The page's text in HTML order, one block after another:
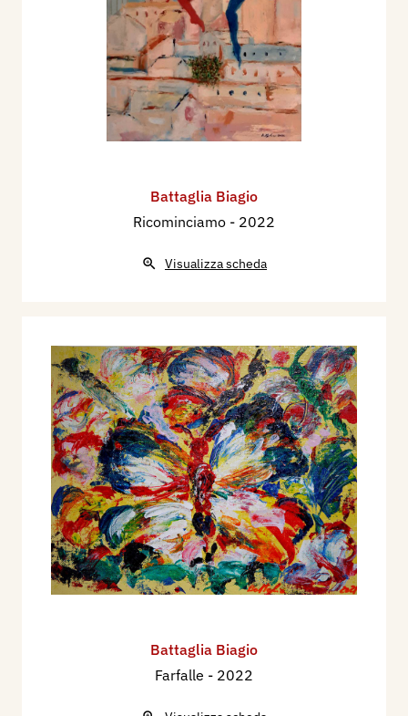
Battaglia Biagio
Ricominciamo - 2022
Visualizza scheda
Battaglia Biagio
Farfalle - 2022